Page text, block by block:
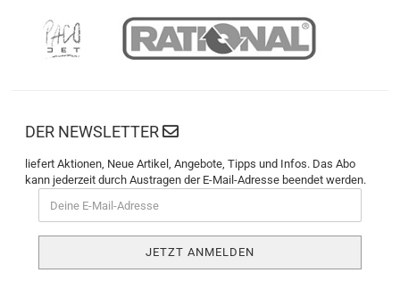
DER NEWSLETTER
liefert Aktionen, Neue Artikel, Angebote, Tipps und Infos. Das Abo
kann jederzeit durch Austragen der E-Mail-Adresse beendet werden.